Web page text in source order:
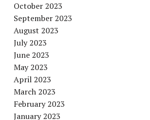
October 2023
September 2023
August 2023
July 2023
June 2023
May 2023
April 2023
March 2023
February 2023
January 2023